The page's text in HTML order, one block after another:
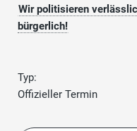
Wir politisieren
bürgerlich!
Typ:
Offizieller Termin